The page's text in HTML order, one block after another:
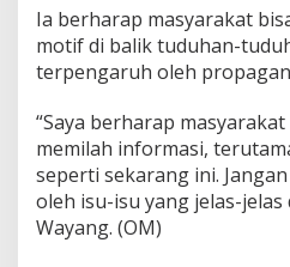
Ia berharap masyarakat
motif di balik tuduhan-
terpengaruh oleh
“Saya berharap
memilah informasi,
seperti sekarang ini.
oleh isu-isu yang jelas-
Wayang. (OM)